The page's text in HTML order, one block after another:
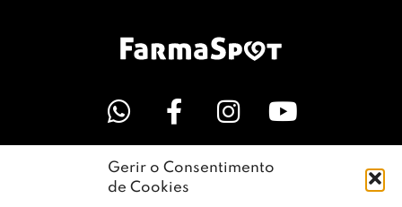
Gerir o Consentimento
de Cookies
LINKS ÚTEIS